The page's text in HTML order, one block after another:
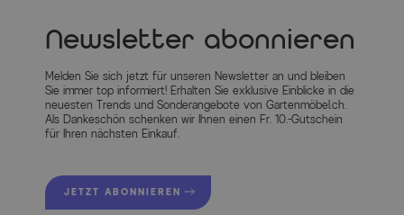
Newsletter abonnieren
Melden Sie sich jetzt für unseren Newsletter an und bleiben
Sie immer top informiert! Erhalten Sie exklusive Einblicke in die
neuesten Trends und Sonderangebote von Gartenmöbel.ch.
Als Dankeschön schenken wir Ihnen einen Fr. 10.-Gutschein
für Ihren nächsten Einkauf.
JETZT ABONNIEREN